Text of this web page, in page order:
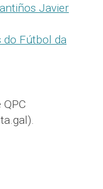
Javier
do Fútbol da